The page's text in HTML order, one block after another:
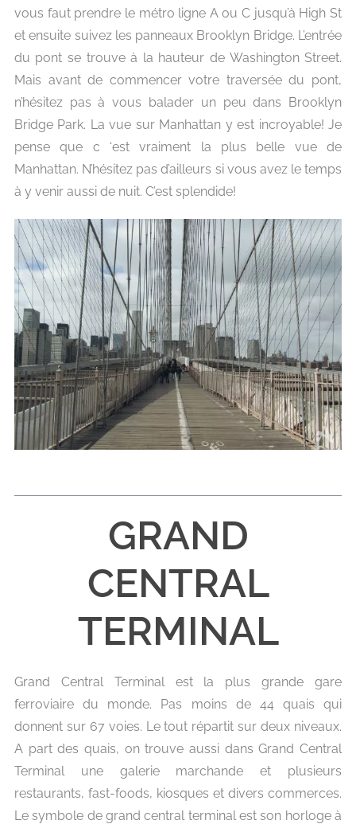
vous faut prendre le métro ligne A ou C jusqu’à High St
et ensuite suivez les panneaux Brooklyn Bridge. L’entrée
du pont se trouve à la hauteur de Washington Street.
Mais avant de commencer votre traversée du pont,
n’hésitez pas à vous balader un peu dans Brooklyn
Bridge Park. La vue sur Manhattan y est incroyable! Je
pense que c ‘est vraiment la plus belle vue de
Manhattan. N’hésitez pas d’ailleurs si vous avez le temps
à y venir aussi de nuit. C’est splendide!
GRAND
CENTRAL
TERMINAL
Grand Central Terminal est la plus grande gare
ferroviaire du monde. Pas moins de 44 quais qui
donnent sur 67 voies. Le tout répartit sur deux niveaux.
A part des quais, on trouve aussi dans Grand Central
Terminal une galerie marchande et plusieurs
restaurants, fast-foods, kiosques et divers commerces.
Le symbole de grand central terminal est son horloge à